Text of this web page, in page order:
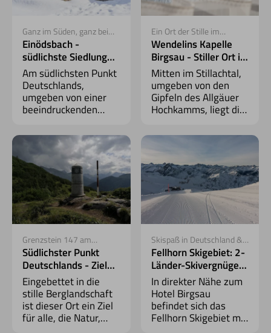
Ganz im Süden, ganz bei
sich
Einödsbach -
südlichste Siedlung
Deutschlands
Am südlichsten Punkt
Deutschlands,
umgeben von einer
beeindruckenden
Einödsbach – eine
kleine Siedlung und
besonderer
Rückzugsort fernab
vom Trubel.
Ein Ort der Stille im
Stillachtal
Wendelins Kapelle
Birgsau - Stiller Ort im
Grünen
Mitten im Stillachtal,
umgeben von den
Gipfeln des Allgäuer
Hochkamms, liegt die
ein besonderer Ort
Grenzstein 147 am
Haldenwanger Eck
Südlichster Punkt
Deutschlands - Ziel
für Weitwanderer
Eingebettet in die
stille Berglandschaft
ist dieser Ort ein Ziel
für alle, die Natur,
Skispaß in Deutschland &
Österreich
Fellhorn Skigebiet: 2-
Länder-Skivergnügen
in Oberstdorf
In direkter Nähe zum
Hotel Birgsau
befindet sich das
Fellhorn Skigebiet mit